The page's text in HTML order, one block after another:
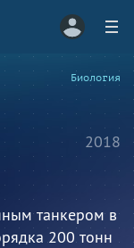
Биология
танкером в
200 тонн
2018